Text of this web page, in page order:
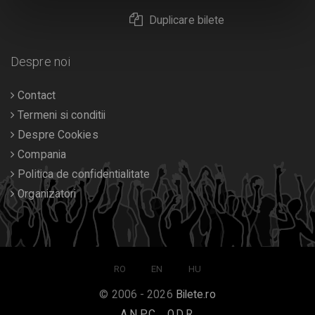
Duplicare bilete
Despre noi
Contact
Termeni si conditii
Despre Cookies
Compania
Politica de confidentialitate
Organizatori
RO EN HU
© 2006 - 2026 Bilete.ro